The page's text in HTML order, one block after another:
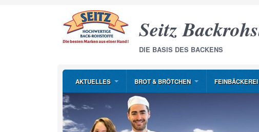
Seitz
DIE BASIS DES BACKENS
AKTUELLES BROT & BRÖTCHEN FEINBÄCKEREI